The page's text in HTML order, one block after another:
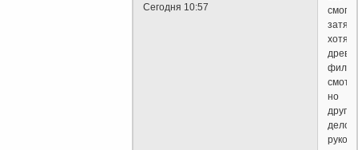
Сегодня 10:57
хотя
но
другое
дело